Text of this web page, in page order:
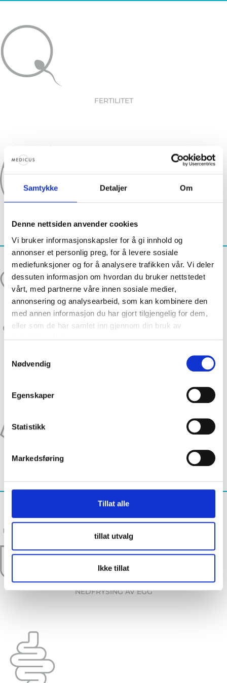
Samtykke Detaljer Om
Denne nettsiden anvender cookies
Vi bruker informasjonskapsler for å gi innhold og
annonser et personlig preg, for å levere sosiale
mediefunksjoner og for å analysere trafikken vår. Vi deler
dessuten informasjon om hvordan du bruker nettstedet
vårt, med partnerne våre innen sosiale medier,
annonsering og analysearbeid, som kan kombinere den
med annen informasjon du har gjort tilgjengelig for dem,
eller som de har samlet inn gjennom din bruk av
Nødvendig
Egenskaper
Statistikk
Markedsføring
Tillat alle
tillat utvalg
Ikke tillat
FERTILITET
NEDFRYSING AV EGG